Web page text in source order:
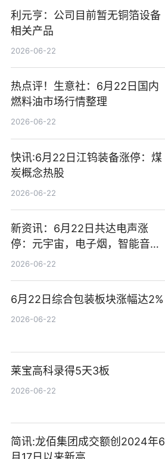
利元亨：公司目前暂无铜箔设备
相关产品
2026-06-22
热点评！生意社：6月22日国内
燃料油市场行情整理
2026-06-22
快讯:6月22日江钨装备涨停：煤
炭概念热股
2026-06-22
新资讯：6月22日共达电声涨
停：元宇宙，电子烟，智能音箱
概念热股
2026-06-22
6月22日综合包装板块涨幅达2%
2026-06-22
莱宝高科录得5天3板
2026-06-22
简讯:龙佰集团成交额创2024年6